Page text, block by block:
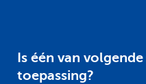
Is één van
toepassing?